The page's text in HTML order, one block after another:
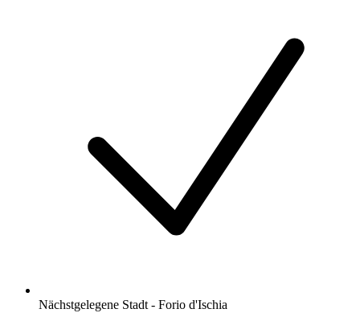
Nächstgelegene Stadt - Forio d'Ischia